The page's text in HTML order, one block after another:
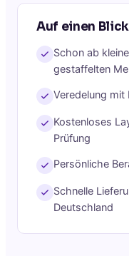
Auf einen Blick
Schon ab
gestaffelten
Veredelung
Kostenloses
Prüfung
Persönliche
Schnelle
Deutschland